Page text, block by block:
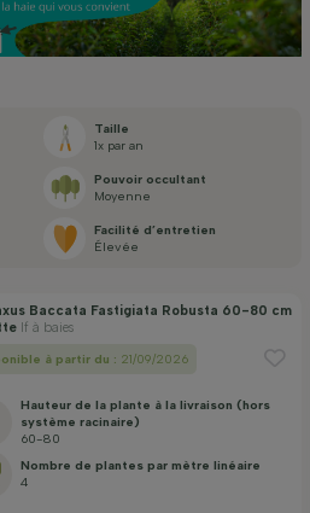
Taille
1x par an
Pouvoir occultant
Moyenne
Facilité d’entretien
Élevée
Baccata Fastigiata Robusta 60-80 cm
If à baies
à partir du : 21/09/2026
Hauteur de la plante à la livraison (hors
système racinaire)
60-80
Nombre de plantes par mètre linéaire
4